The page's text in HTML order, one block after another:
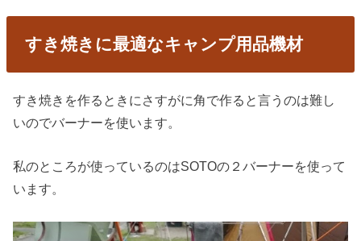
すき焼きに最適なキャンプ用品機材
すき焼きを作るときにさすがに角で作ると言うのは難し
いのでバーナーを使います。
私のところが使っているのはSOTOの２バーナーを使って
います。